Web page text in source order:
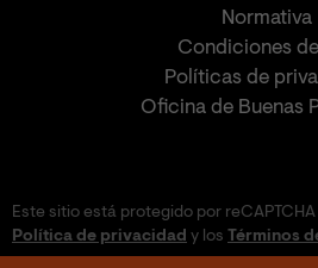
Normativa
Condiciones
Políticas de
Oficina de Buenas
Este sitio está protegido por
Política de privacidad y los Términos